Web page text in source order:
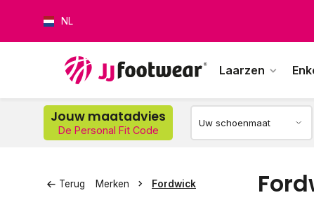
NL
Laarzen
Jouw maatadvies
De Personal Fit Code
Terug Merken Fordwick